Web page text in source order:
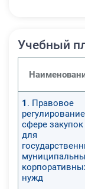
Учебный
1 . Правовое
сфере закупок
для
нужд